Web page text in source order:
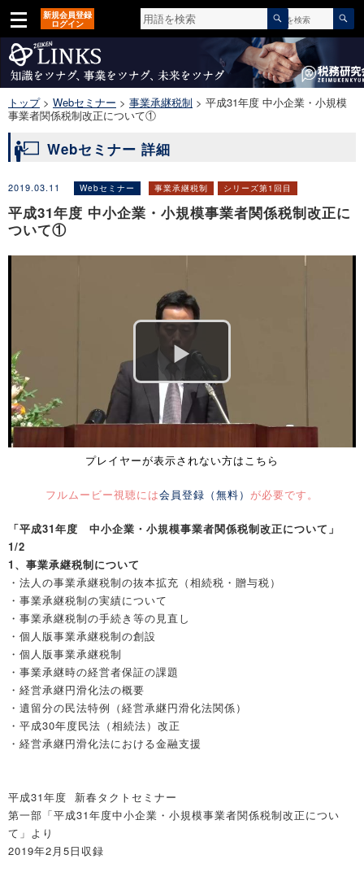
新規会員登録
ログイン カテゴリ 検
対
象:
検
索
開
始
トップ> Webセミナー > 事業承継税制 > 平成31年度 中小企業・小規模
事業者関係税制改正について①
Webセミナー 詳細
2019.03.11 Webセミナー 事業承継税制 シリーズ第1回目
平成31年度 中小企業・小規模事業者関係税制改正に
ついて①
プレイヤーが表示されない方はこちら
フルムービー視聴には会員登録（無料） が必要です。
「平成31年度 中小企業・小規模事業者関係税制改正について」
1/2
1、事業承継税制について
・法人の事業承継税制の抜本拡充（相続税・贈与税）
・事業承継税制の実績について
・事業承継税制の手続き等の見直し
・個人版事業承継税制の創設
・個人版事業承継税制
・事業承継時の経営者保証の課題
・経営承継円滑化法の概要
・遺留分の民法特例（経営承継円滑化法関係）
・平成30年度民法（相続法）改正
・経営承継円滑化法における金融支援
平成31年度 新春タクトセミナー
第一部「平成31年度中小企業・小規模事業者関係税制改正につい
て」より
2019年2月5日収録